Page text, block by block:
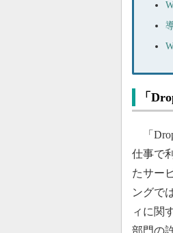
「
「
仕事で
たサー
ングで
ィに関
部門の